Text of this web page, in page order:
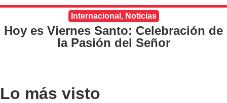
Internacional , Noticias
Hoy es Viernes Santo: Celebración de
la Pasión del Señor
Lo más visto